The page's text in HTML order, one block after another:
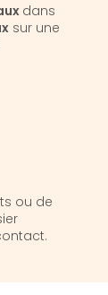
dans
sur une
ou de